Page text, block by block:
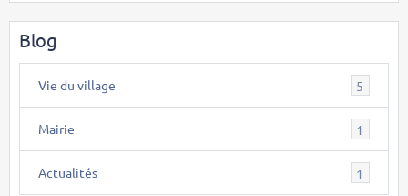
Blog
Vie du village 5
Mairie 1
Actualités 1